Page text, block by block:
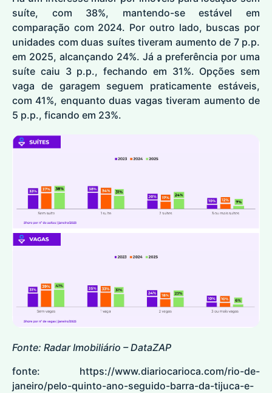
suíte, com 38%, mantendo-se estável em
comparação com 2024. Por outro lado, buscas por
unidades com duas suítes tiveram aumento de 7 p.p.
em 2025, alcançando 24%. Já a preferência por uma
suíte caiu 3 p.p., fechando em 31%. Opções sem
vaga de garagem seguem praticamente estáveis,
com 41%, enquanto duas vagas tiveram aumento de
5 p.p., ficando em 23%.
Fonte: Radar Imobiliário – DataZAP
fonte: https://www.diariocarioca.com/rio-de-
janeiro/pelo-quinto-ano-seguido-barra-da-tijuca-e-